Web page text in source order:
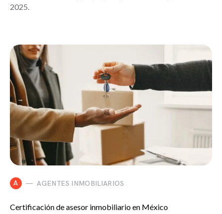
2025.
A AGENTES INMOBILIARIOS
Certificación de asesor inmobiliario en México